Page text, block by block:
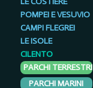
POMPEI E VESUVIO
CAMPI FLEGREI
LE ISOLE
CILENTO
PARCHI TERRESTRI
PARCHI MARINI